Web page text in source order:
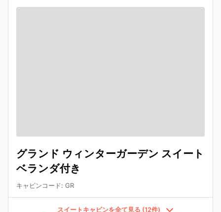
グランド ウィンターガーデン スイート
ベランダ付き
キャビンコード: GR
スイートキャビンを全て見る (12件)